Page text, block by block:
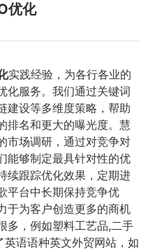
优化
实践经验，为各行各业的
化服务。我们通过关键词
建设等多维度策略，帮助
排名和更大的曝光度。慧
市场调研，通过对竞争对
能够制定最具针对性的优
续跟踪优化效果，定期进
平台中长期保持竞争优
于为客户创造更多的商机
多，例如塑料工艺品,二手
语语种英文外贸网站，如